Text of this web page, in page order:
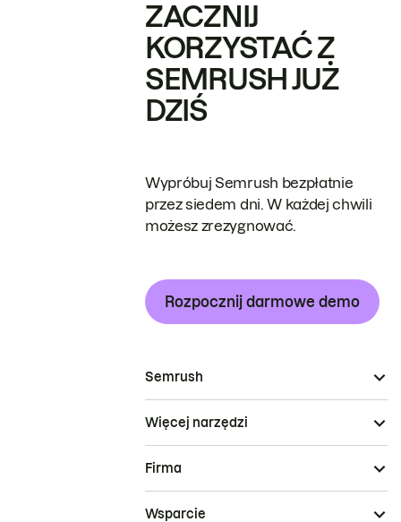
ZACZNIJ
KORZYSTAĆ Z
SEMRUSH JUŻ
DZIŚ
Wypróbuj Semrush bezpłatnie
przez siedem dni. W każdej chwili
możesz zrezygnować.
Rozpocznij darmowe demo
Semrush
Więcej narzędzi
Firma
Wsparcie